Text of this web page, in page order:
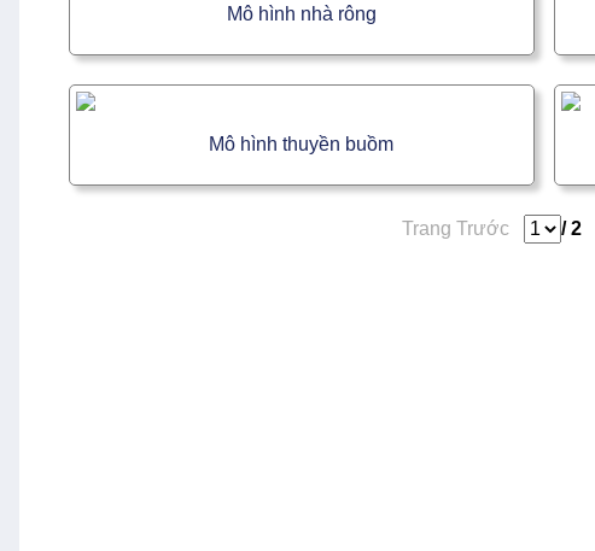
Mô hình nhà rông
Mô hình thuyền buồm
Trang Trước / 2